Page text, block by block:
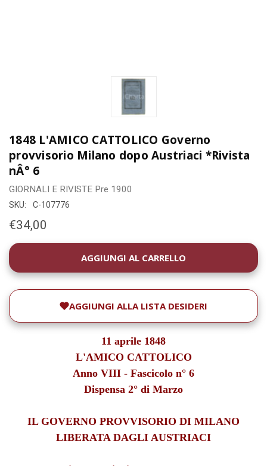
1848 L'AMICO CATTOLICO Governo
provvisorio Milano dopo Austriaci *Rivista
nÂ° 6
GIORNALI E RIVISTE Pre 1900
SKU: C-107776
€34,00
DISPONIBILITÀ
ATTUALE:
AGGIUNGI ALLA LISTA DESIDERI
11 aprile 1848
L'AMICO CATTOLICO
Anno VIII - Fascicolo n° 6
Dispensa 2° di Marzo
IL GOVERNO PROVVISORIO DI MILANO
LIBERATA DAGLI AUSTRIACI